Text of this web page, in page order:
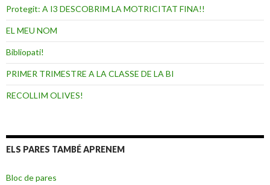
i
s
Protegit: A I3 DESCOBRIM LA MOTRICITAT FINA!!
EL MEU NOM
Bibliopati!
PRIMER TRIMESTRE A LA CLASSE DE LA BI
RECOLLIM OLIVES!
ELS PARES TAMBÉ APRENEM
Bloc de pares